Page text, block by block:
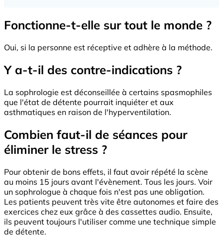
Fonctionne-t-elle sur tout le monde ?
Oui, si la personne est réceptive et adhère à la méthode.
Y a-t-il des contre-indications ?
La sophrologie est déconseillée à certains spasmophiles
que l'état de détente pourrait inquiéter et aux
asthmatiques en raison de l'hyperventilation.
Combien faut-il de séances pour
éliminer le stress ?
Pour obtenir de bons effets, il faut avoir répété la scène
au moins 15 jours avant l'évènement. Tous les jours. Voir
un sophrologue à chaque fois n'est pas une obligation.
Les patients peuvent très vite être autonomes et faire des
exercices chez eux grâce à des cassettes audio. Ensuite,
ils peuvent toujours l'utiliser comme une technique simple
de détente.